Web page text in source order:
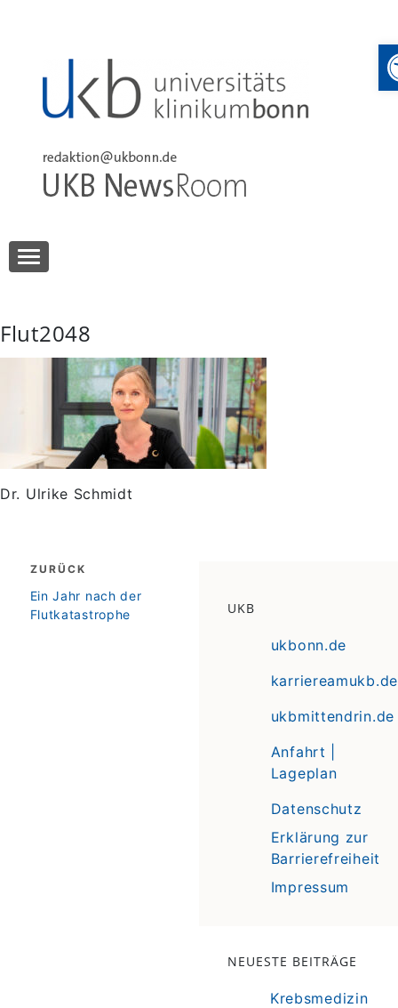
UKB NewsRoom
Flut2048
Dr. Ulrike Schmidt
Beitragsnavigation
ZURÜCK
zurück
Ein Jahr nach der
Flutkatastrophe
UKB
ukbonn.de
karriereamukb.de
ukbmittendrin.de
Anfahrt |
Lageplan
Datenschutz
Erklärung zur
Barrierefreiheit
Impressum
NEUESTE BEITRÄGE
Krebsmedizin